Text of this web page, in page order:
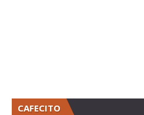
CAFECITO